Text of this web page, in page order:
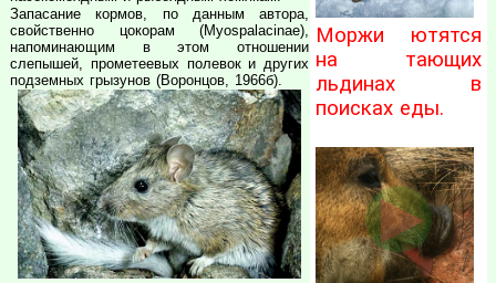
Запасание кормов, по данным автора,
свойственно цокорам (Myospalacinae),
напоминающим в этом отношении
слепышей, прометеевых полевок и других
подземных грызунов (Воронцов, 1966б).
Моржи ютятся
на тающих
льдинах в
поисках еды.